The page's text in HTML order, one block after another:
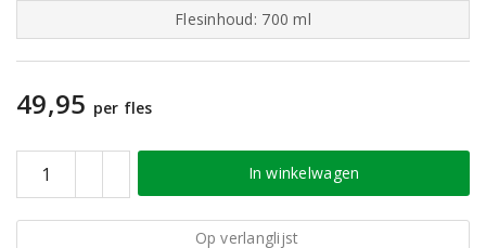
Flesinhoud: 700 ml
49,95 per fles
In winkelwagen
Op verlanglijst